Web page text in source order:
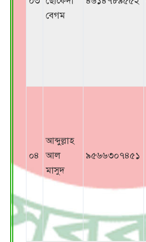
বেগম
০৪
আব্দুল্লাহ
আল
মাসুদ
৯৫৬৬৩০৭৪৫১